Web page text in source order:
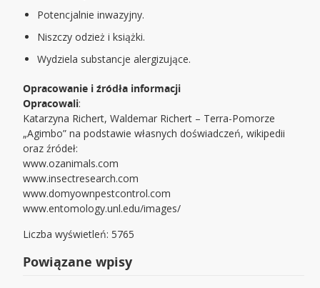
Potencjalnie inwazyjny.
Niszczy odzież i książki.
Wydziela substancje alergizujące.
Opracowanie i źródła informacji
Opracowali:
Katarzyna Richert, Waldemar Richert – Terra-Pomorze
„Agimbo” na podstawie własnych doświadczeń, wikipedii
oraz źródeł:
www.ozanimals.com
www.insectresearch.com
www.domyownpestcontrol.com
www.entomology.unl.edu/images/
Liczba wyświetleń: 5765
Powiązane wpisy